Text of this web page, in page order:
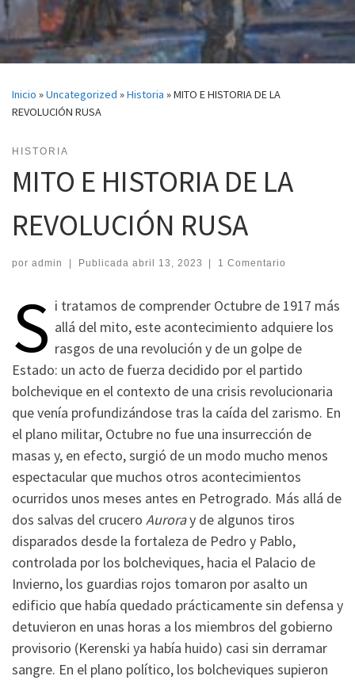
Inicio »Uncategorized »Historia »MITO E HISTORIA DE LA
REVOLUCIÓN RUSA
HISTORIA
MITO E HISTORIA DE LA
REVOLUCIÓN RUSA
por admin | Publicada abril 13, 2023 | 1 Comentario
S i tratamos de comprender Octubre de 1917 más
allá del mito, este acontecimiento adquiere los
rasgos de una revolución y de un golpe de
Estado: un acto de fuerza decidido por el partido
bolchevique en el contexto de una crisis revolucionaria
que venía profundizándose tras la caída del zarismo. En
el plano militar, Octubre no fue una insurrección de
masas y, en efecto, surgió de un modo mucho menos
espectacular que muchos otros acontecimientos
ocurridos unos meses antes en Petrogrado. Más allá de
dos salvas del crucero Auroray de algunos tiros
disparados desde la fortaleza de Pedro y Pablo,
controlada por los bolcheviques, hacia el Palacio de
Invierno, los guardias rojos tomaron por asalto un
edificio que había quedado prácticamente sin defensa y
detuvieron en unas horas a los miembros del gobierno
provisorio (Kerenski ya había huido) casi sin derramar
sangre. En el plano político, los bolcheviques supieron